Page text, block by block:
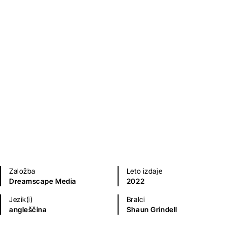
Založba
Dreamscape Media
Leto izdaje
2022
Jezik(i)
angleščina
Bralci
Shaun Grindell